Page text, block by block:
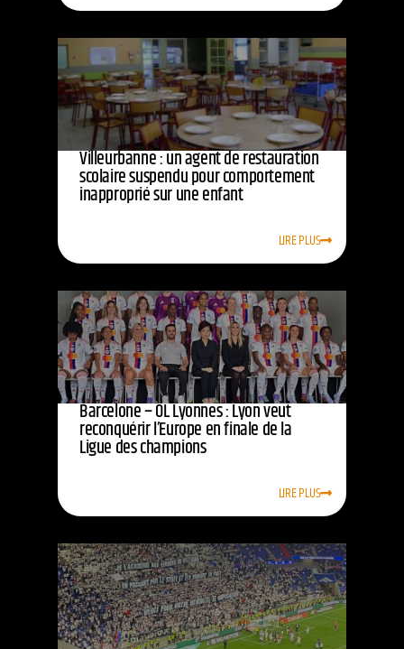
Villeurbanne : un agent de restauration
scolaire suspendu pour comportement
inapproprié sur une enfant
LIRE PLUS
Barcelone – OL Lyonnes : Lyon veut
reconquérir l’Europe en finale de la
Ligue des champions
LIRE PLUS